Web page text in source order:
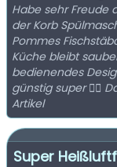
Habe sehr Freude
der Korb
Pommes
Küche bleibt
bedienendes
günstig super 👍🏻
Artikel
Super